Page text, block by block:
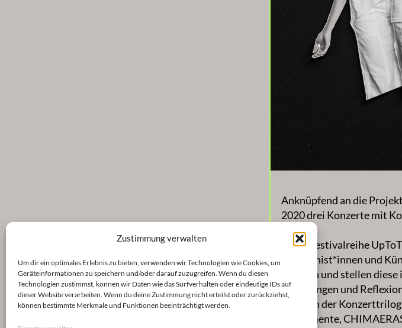
Zustimmung verwalten
Um dir ein optimales Erlebnis zu bieten, verwenden wir Technologien wie Cookies, um
Geräteinformationen zu speichern und/oder darauf zuzugreifen. Wenn du diesen
Technologien zustimmst, können wir Daten wie das Surfverhalten oder eindeutige IDs auf
dieser Website verarbeiten. Wenn du deine Zustimmung nicht erteilst oder zurückziehst,
können bestimmte Merkmale und Funktionen beeinträchtigt werden.
Anknüpfend an die
2020 drei Konzerte mit
In der Festivalreihe
Komponist*innen und
Themen und stellen
Erfahrungen und
Rahmen der
Instrumente,